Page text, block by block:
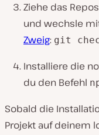
Ziehe das
und wechsle
Zweig: git
Installiere die
du den Befehl
Sobald die
Projekt auf deinem